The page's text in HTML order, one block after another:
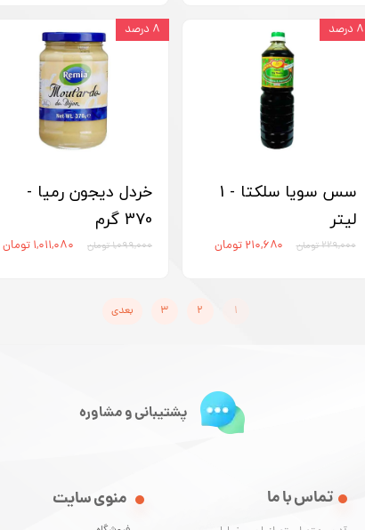
سس سویا سلکتا - 1
لیتر
۲۲۹,۰۰۰ تومان ۲۱۰,۶۸۰ تومان
۸ درصد
خردل دیجون رمیا -
370 گرم
۱,۰۹۹,۰۰۰ تومان ۱,۰۱۱,۰۸۰ تومان
۸ درصد
۱ ۲ ۳ بعدی
منوی سایت تماس با ما
پشتیبانی و مشاوره